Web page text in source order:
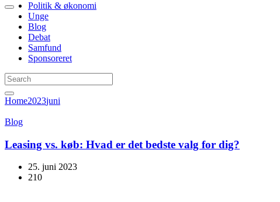
Politik & økonomi
Unge
Blog
Debat
Samfund
Sponsoreret
Home2023juni
Blog
Leasing vs. køb: Hvad er det bedste valg for dig?
25. juni 2023
210